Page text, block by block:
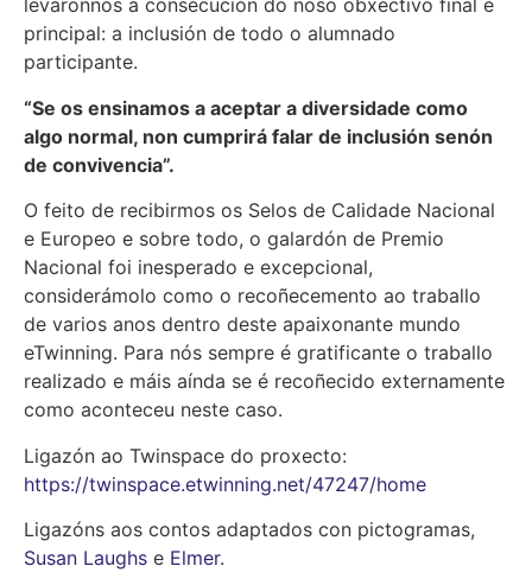
leváronnos á consecución do noso obxectivo final e
principal: a inclusión de todo o alumnado
participante.
“Se os ensinamos a aceptar a diversidade como
algo normal, non cumprirá falar de inclusión senón
de convivencia”.
O feito de recibirmos os Selos de Calidade Nacional
e Europeo e sobre todo, o galardón de Premio
Nacional foi inesperado e excepcional,
considerámolo como o recoñecemento ao traballo
de varios anos dentro deste apaixonante mundo
eTwinning. Para nós sempre é gratificante o traballo
realizado e máis aínda se é recoñecido externamente
como aconteceu neste caso.
Ligazón ao Twinspace do proxecto:
https://twinspace.etwinning.net/47247/home
Ligazóns aos contos adaptados con pictogramas,
Susan Laughs e Elmer.